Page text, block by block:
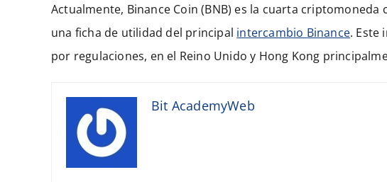
Actualmente, Binance Coin (BNB) es la cuarta
una ficha de utilidad del principal intercambio Binance. Este
por regulaciones, en el Reino Unido y Hong Kong
Bit AcademyWeb